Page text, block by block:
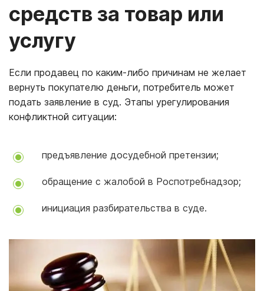
средств за товар или
услугу
Если продавец по каким-либо причинам не желает
вернуть покупателю деньги, потребитель может
подать заявление в суд. Этапы урегулирования
конфликтной ситуации:
предъявление досудебной претензии;
обращение с жалобой в Роспотребнадзор;
инициация разбирательства в суде.